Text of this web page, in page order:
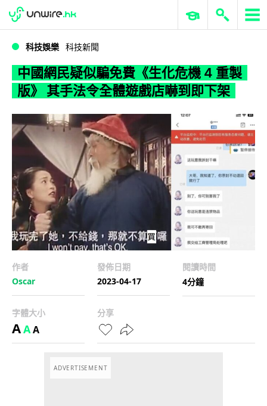
WWDC 2026 ERP 與商業 AI
科技娛樂 科技新聞
中國網民疑似騙免費《生化危機 4 重製
版》 其手法令全體遊戲店嚇到即下架
作者
Oscar
發佈日期
2023-04-17
閱讀時間
4分鐘
字體大小
AAA
分享
ADVERTISEMENT